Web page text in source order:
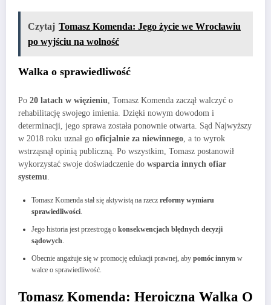
Czytaj Tomasz Komenda: Jego życie we Wrocławiu
po wyjściu na wolność
Walka o sprawiedliwość
Po 20 latach w więzieniu , Tomasz Komenda zaczął walczyć o
rehabilitację swojego imienia. Dzięki nowym dowodom i
determinacji, jego sprawa została ponownie otwarta. Sąd Najwyższy
w 2018 roku uznał go oficjalnie za niewinnego , a to wyrok
wstrząsnął opinią publiczną. Po wszystkim, Tomasz postanowił
wykorzystać swoje doświadczenie do wsparcia innych ofiar
systemu
Tomasz Komenda stał się aktywistą na rzecz reformy wymiaru
sprawiedliwości.
Jego historia jest przestrogą o konsekwencjach błędnych decyzji
sądowych.
Obecnie angażuje się w promocję edukacji prawnej, aby pomóc innym w
walce o sprawiedliwość.
Tomasz Komenda: Heroiczna Walka O